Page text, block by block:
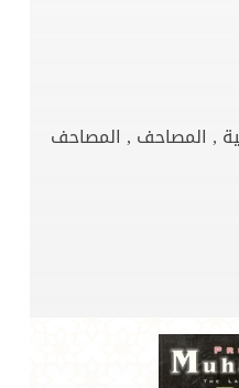
, المصاحف , المصاحف